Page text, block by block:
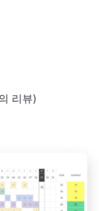
리뷰)